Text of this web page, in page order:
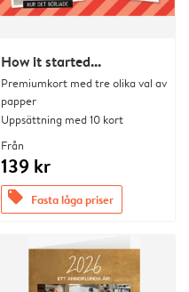
How it started...
Premiumkort med tre olika val av
papper
Uppsättning med 10 kort
Från
139 kr
offers Fasta låga priser